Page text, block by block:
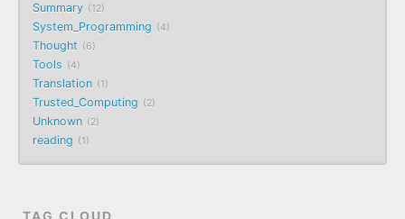
Summary 12
System_Programming 4
Thought 6
Tools 4
Translation 1
Trusted_Computing 2
Unknown 2
reading 1